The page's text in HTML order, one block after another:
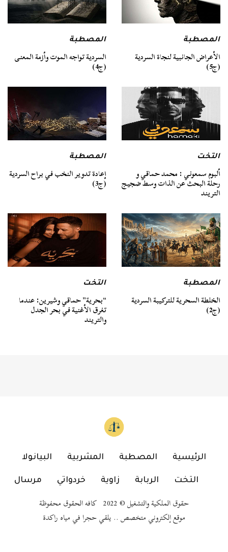
المصطبة
الأعراض الجانبية لنجاة السردية
(ج5)
المصطبة
السردية تواجه الموت وأزمة المعنى
(ج4)
التخت
ألبوم سمعوني : محمد حماقي و
رحلة البحث عن الذات وسط ضجيج
التريند
المصطبة
إعادة تدوير النخب في براح السردية
(ج3)
المصطبة
الخلطة السحرية للتركيبة السردية
(ج2)
التخت
“بحرية” حماقي وشيرين: عندما
تغرق الأغنية في بحر الجدل
والتريند
الرئيسية المصطبة المشربية البيانولا
التخت الربابة زاوية خردواتي مرسال
حقوق الملكية والتشغيل © 2022 كافه الحقوق محفوظة
موقع إلكتروني متخصص .. يلقي حجرا في مياه راكدة